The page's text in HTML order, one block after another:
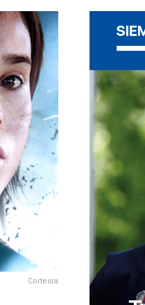
Cortesía